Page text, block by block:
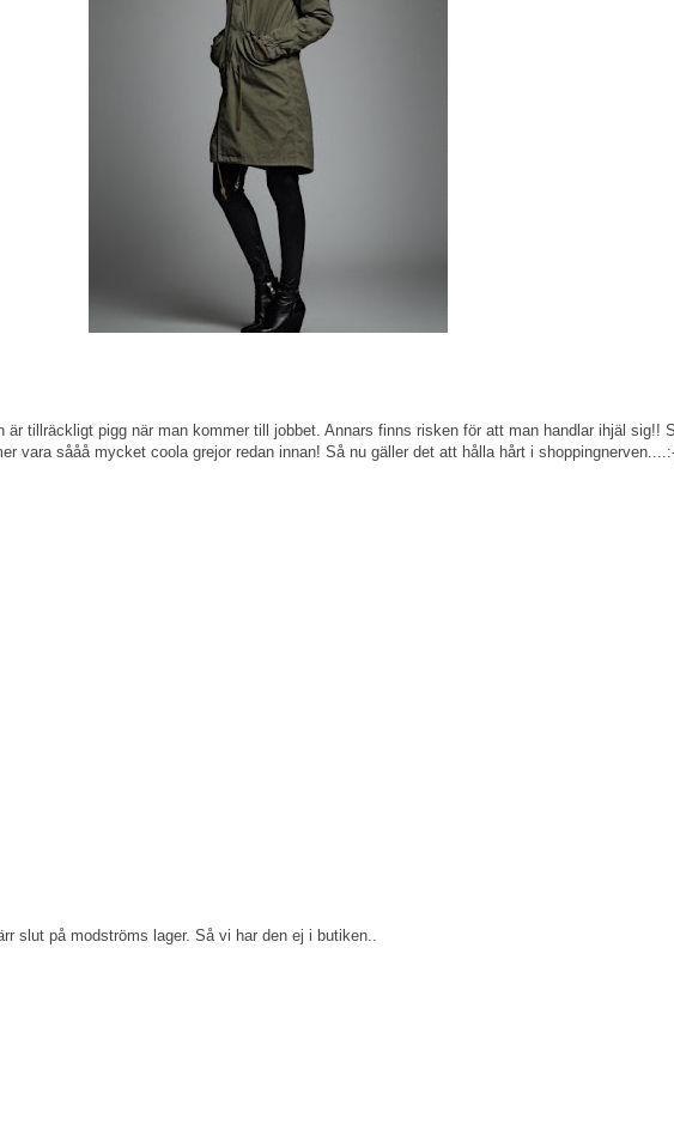
tillräckligt pigg när man kommer till jobbet. Annars finns risken för att man handlar ihjäl sig!!
vara sååå mycket coola grejor redan innan! Så nu gäller det att hålla hårt i
slut på modströms lager. Så vi har den ej i butiken..